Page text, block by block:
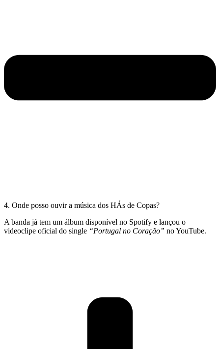
4. Onde posso ouvir a música dos HÁs de Copas?
A banda já tem um álbum disponível no Spotify e lançou o
videoclipe oficial do single “Portugal no Coração” no YouTube.